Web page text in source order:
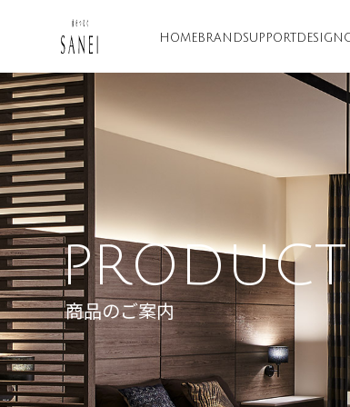
HOME BRANDSUPPORT DESIGN
商品のご案内